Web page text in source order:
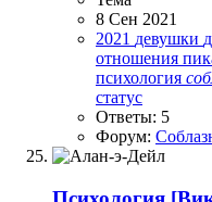
8 Сен 2021
2021 девушки
отношения
психология
статус
Ответы: 5
Форум: